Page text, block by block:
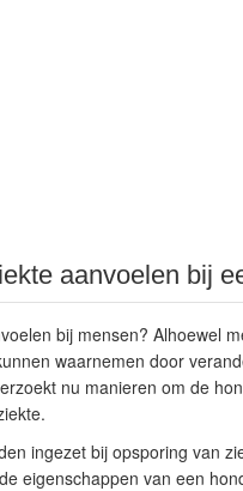
aanvoelen bij
bij mensen? Alhoewel
waarnemen door
nu manieren om de
ingezet bij opsporing van
eigenschappen van een